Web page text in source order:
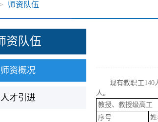
> 师资队伍
资队伍
师资概况
人才引进
现有教职工140
人。
教授、教授级高工
序号
姓